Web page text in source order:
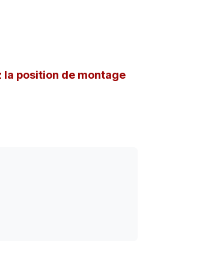
position de montage